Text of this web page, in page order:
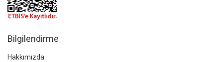
Bilgilendirme
Hakkımızda